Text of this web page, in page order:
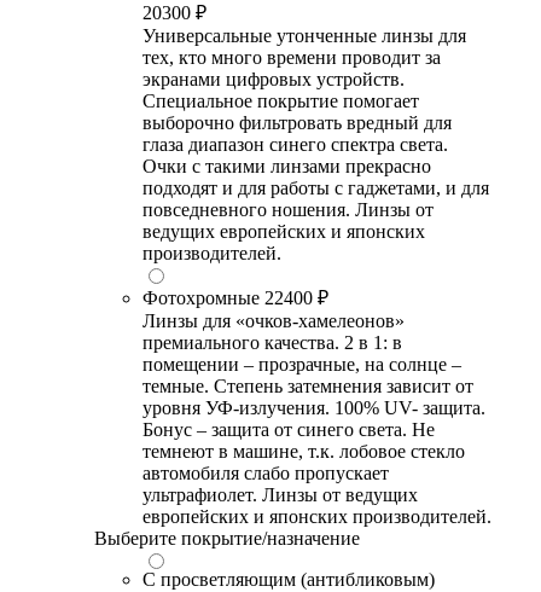
20300 ₽
Универсальные утонченные линзы для
тех, кто много времени проводит за
экранами цифровых устройств.
Специальное покрытие помогает
выборочно фильтровать вредный для
глаза диапазон синего спектра света.
Очки с такими линзами прекрасно
подходят и для работы с гаджетами, и для
повседневного ношения. Линзы от
ведущих европейских и японских
производителей.
Фотохромные 22400 ₽
Линзы для «очков-хамелеонов»
премиального качества. 2 в 1: в
помещении – прозрачные, на солнце –
темные. Степень затемнения зависит от
уровня УФ-излучения. 100% UV- защита.
Бонус – защита от синего света. Не
темнеют в машине, т.к. лобовое стекло
автомобиля слабо пропускает
ультрафиолет. Линзы от ведущих
европейских и японских производителей.
Выберите покрытие/назначение
С просветляющим (антибликовым)